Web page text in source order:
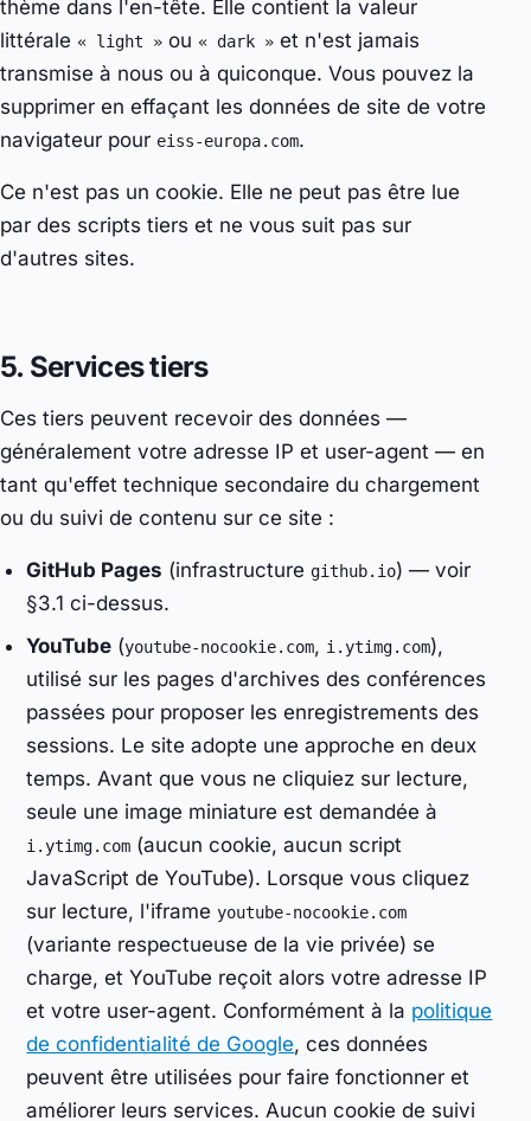
thème dans l'en-tête. Elle contient la valeur
littérale « light » ou « dark » et n'est jamais
transmise à nous ou à quiconque. Vous pouvez la
supprimer en effaçant les données de site de votre
navigateur pour eiss-europa.com.
Ce n'est pas un cookie. Elle ne peut pas être lue
par des scripts tiers et ne vous suit pas sur
d'autres sites.
5. Services tiers
Ces tiers peuvent recevoir des données —
généralement votre adresse IP et user-agent — en
tant qu'effet technique secondaire du chargement
ou du suivi de contenu sur ce site :
GitHub Pages (infrastructure github.io) — voir
§3.1 ci-dessus.
YouTube (youtube-nocookie.com, i.ytimg.com),
utilisé sur les pages d'archives des conférences
passées pour proposer les enregistrements des
sessions. Le site adopte une approche en deux
temps. Avant que vous ne cliquiez sur lecture,
seule une image miniature est demandée à
i.ytimg.com (aucun cookie, aucun script
JavaScript de YouTube). Lorsque vous cliquez
sur lecture, l'iframeyoutube-nocookie.com
(variante respectueuse de la vie privée) se
charge, et YouTube reçoit alors votre adresse IP
et votre user-agent. Conformément à la politique
de confidentialité de Google, ces données
peuvent être utilisées pour faire fonctionner et
améliorer leurs services. Aucun cookie de suivi